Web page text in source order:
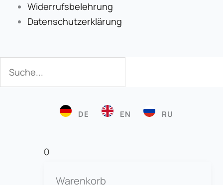
Widerrufsbelehrung
Datenschutzerklärung
DE EN RU
0
Warenkorb